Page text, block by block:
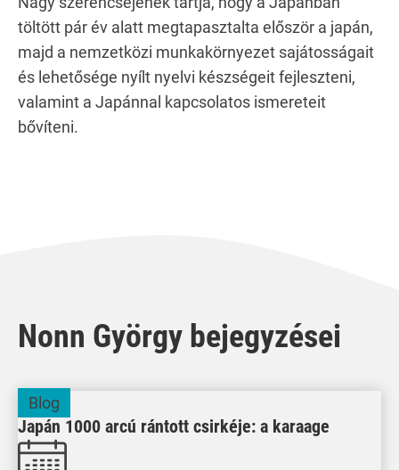
töltött pár év alatt megtapasztalta először a japán,
majd a nemzetközi munkakörnyezet sajátosságait
és lehetősége nyílt nyelvi készségeit fejleszteni,
valamint a Japánnal kapcsolatos ismereteit
bővíteni.
Nonn György bejegyzései
Blog
Japán 1000 arcú rántott csirkéje: a karaage